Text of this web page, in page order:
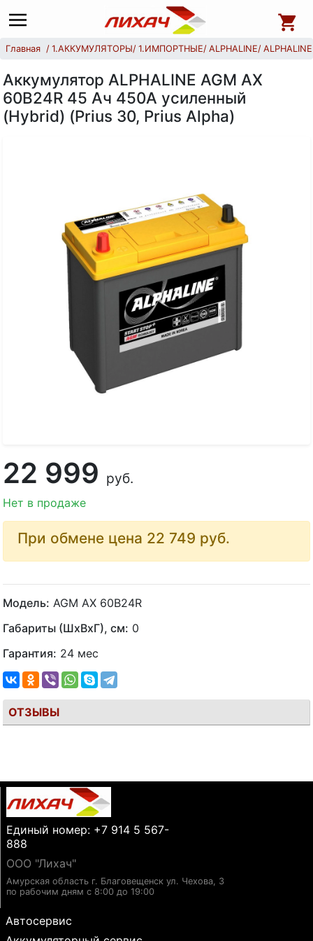
Главная 1.АККУМУЛЯТОРЫ 1.ИМПОРТНЫЕ ALPHALINE
Аккумулятор ALPHALINE AGM AX
60B24R 45 Ач 450А усиленный
(Hybrid) (Prius 30, Prius Alpha)
22 999 руб.
Нет в продаже
При обмене цена 22 749 руб.
Модель: AGM AX 60B24R
Габариты (ШхВхГ), см: 0
Гарантия: 24 мес
ОТЗЫВЫ
Единый номер: +7 914 5 567-
888
ООО "Лихач"
Амурская область г. Благовещенск ул. Чехова, 3
по рабочим дням с 8:00 до 19:00
Автосервис